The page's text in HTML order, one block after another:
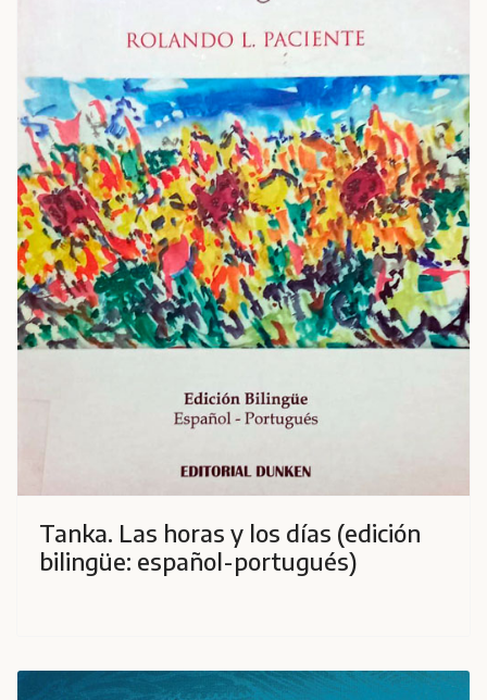
Tanka. Las horas y los días (edición
bilingüe: español-portugués)